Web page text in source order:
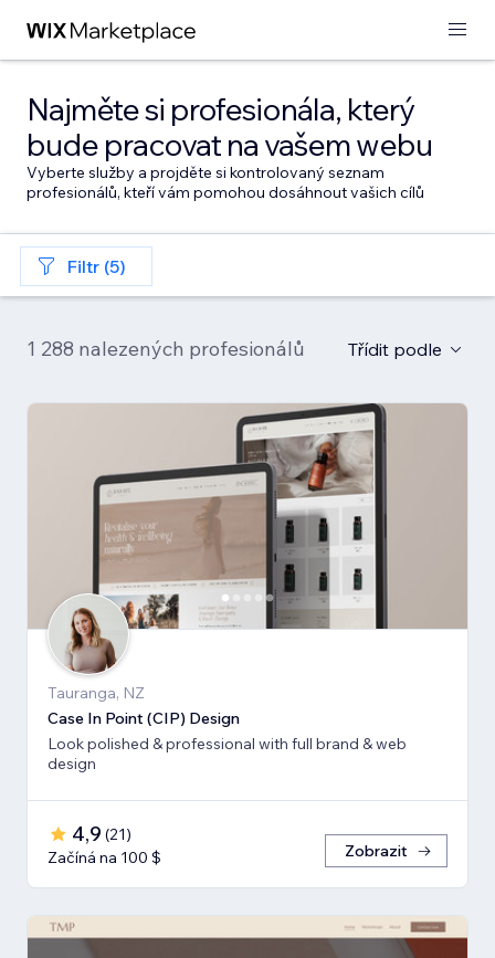
Najměte si profesionála, který
bude pracovat na vašem webu
Vyberte služby a projděte si kontrolovaný seznam
profesionálů, kteří vám pomohou dosáhnout vašich cílů
Filtr (5)
1 288 nalezených profesionálů Třídit podle
Tauranga, NZ
Case In Point (CIP) Design
Look polished & professional with full brand & web
design
4,9 (21)
Začíná na 100 $
Zobrazit